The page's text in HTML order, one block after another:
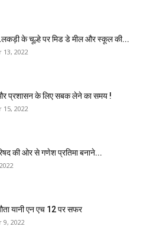
के चूल्हे पर मिड डे मील और स्कूल की...
2022
प्रशासन के लिए सबक लेने का समय !
2022
की ओर से गणेश प्रतिमा बनाने...
यानी एन एच 12 पर सफर
2022